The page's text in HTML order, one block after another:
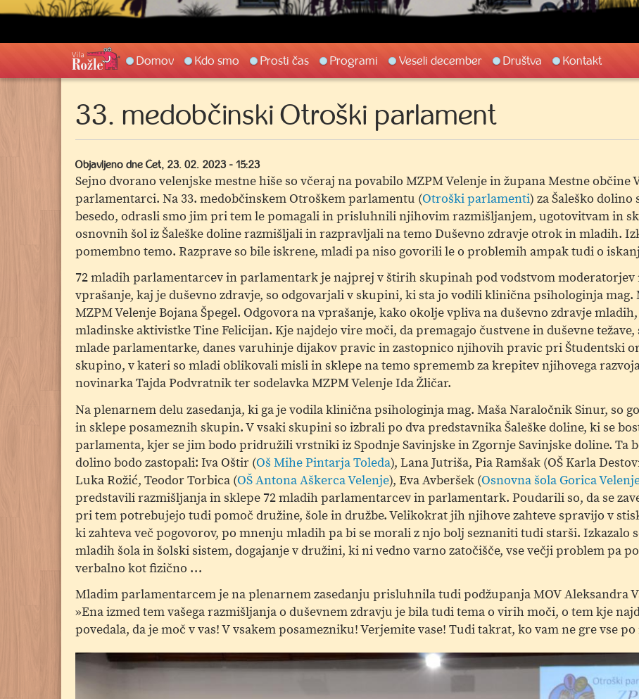
Main
navigation
Domov Kdo smo Prosti čas Programi Veseli december Društva Kontakt
33. medobčinski Otroški parlament
Objavljeno dne Čet, 23. 02. 2023 - 15:23
Sejno dvorano velenjske mestne hiše so včeraj na povabilo MZPM Velenje in župana Mestne občine
parlamentarci. Na 33. medobčinskem Otroškem parlamentu (Otroški parlamenti) za Šaleško
besedo, odrasli smo jim pri tem le pomagali in prisluhnili njihovim razmišljanjem, ugotovitvam in
osnovnih šol iz Šaleške doline razmišljali in razpravljali na temo Duševno zdravje otrok in mladih.
pomembno temo. Razprave so bile iskrene, mladi pa niso govorili le o problemih ampak tudi o
72 mladih parlamentarcev in parlamentark je najprej v štirih skupinah pod vodstvom
vprašanje, kaj je duševno zdravje, so odgovarjali v skupini, ki sta jo vodili klinična psihologinja
MZPM Velenje Bojana Špegel. Odgovora na vprašanje, kako okolje vpliva na duševno zdravje
mladinske aktivistke Tine Felicijan. Kje najdejo vire moči, da premagajo čustvene in duševne
mlade parlamentarke, danes varuhinje dijakov pravic in zastopnico njihovih pravic pri Študentski
skupino, v kateri so mladi oblikovali misli in sklepe na temo sprememb za krepitev njihovega
novinarka Tajda Podvratnik ter sodelavka MZPM Velenje Ida Žličar.
Na plenarnem delu zasedanja, ki ga je vodila klinična psihologinja mag. Maša Naraločnik Sinur, so
in sklepe posameznih skupin. V vsaki skupini so izbrali po dva predstavnika Šaleške doline, ki se
parlamenta, kjer se jim bodo pridružili vrstniki iz Spodnje Savinjske in Zgornje Savinjske doline. Ta
dolino bodo zastopali: Iva Oštir (Oš Mihe Pintarja Toleda), Lana Jutriša, Pia Ramšak (OŠ Karla
Luka Rožić, Teodor Torbica (OŠ Antona Aškerca Velenje), Eva Avberšek (Osnovna šola Gorica
predstavili razmišljanja in sklepe 72 mladih parlamentarcev in parlamentark. Poudarili so, da se
pri tem potrebujejo tudi pomoč družine, šole in družbe. Velikokrat jih njihove zahteve spravijo v
ki zahteva več pogovorov, po mnenju mladih pa bi se morali z njo bolj seznaniti tudi starši. Izkazalo
mladih šola in šolski sistem, dogajanje v družini, ki ni vedno varno zatočišče, vse večji problem pa
verbalno kot fizično …
Mladim parlamentarcem je na plenarnem zasedanju prisluhnila tudi podžupanja MOV Aleksandra
»Ena izmed tem vašega razmišljanja o duševnem zdravju je bila tudi tema o virih moči, o tem kje
povedala, da je moč v vas! V vsakem posamezniku! Verjemite vase! Tudi takrat, ko vam ne gre vse